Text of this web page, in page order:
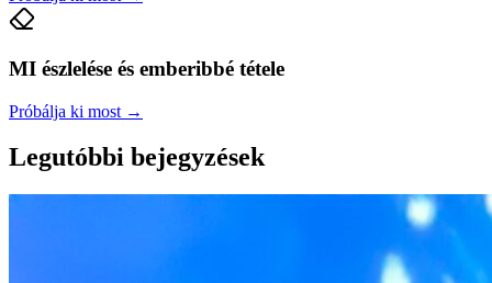
MI észlelése és emberibbé tétele
Próbálja ki most →
Legutóbbi bejegyzések